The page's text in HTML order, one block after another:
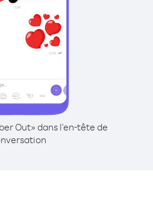
Out» dans l'en-tête de